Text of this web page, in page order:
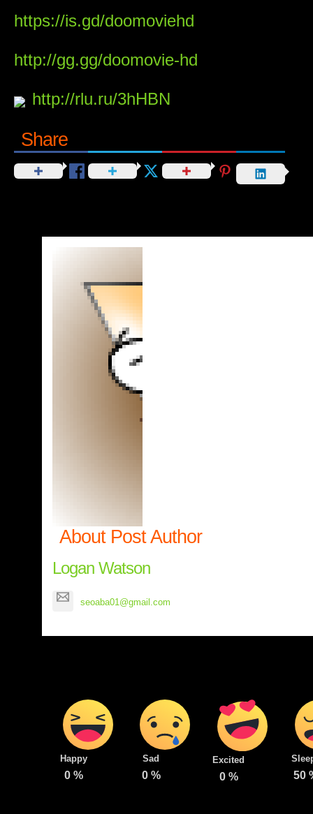
https://is.gd/doomoviehd
http://gg.gg/doomovie-hd
http://rlu.ru/3hHBN
Share
About Post Author
Logan Watson
seoaba01@gmail.com
Happy
0 %
Sad
0%
Excited
0% 50